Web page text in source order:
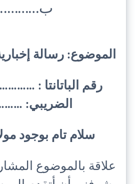
ب………..
الموضوع: رسالة
رقم الباتانتا :
الضريبي:
سلام تام بوجود
علاقة بالموضوع المشار